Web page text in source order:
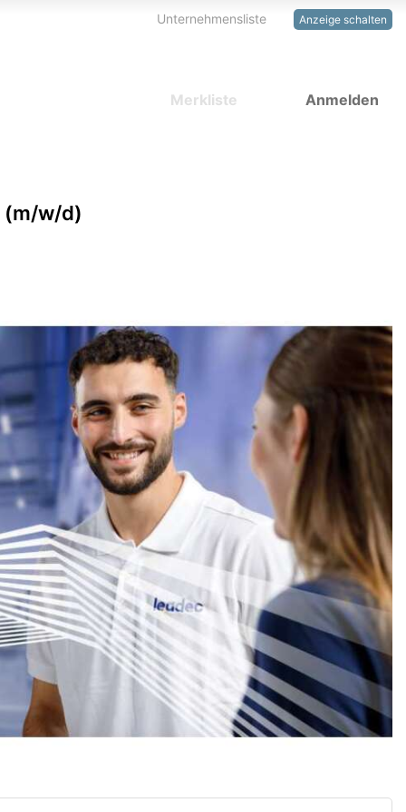
Anzeige schalten
Unternehmensliste
Anmelden
Merkliste
(m/w/d)